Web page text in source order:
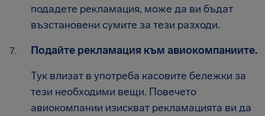
подадете рекламация, може да ви бъдат
възстановени сумите за тези разходи.
Подайте рекламация към авиокомпаниите.
Тук влизат в употреба касовите бележки за
тези необходими вещи. Повечето
авиокомпании изискват рекламацията ви да